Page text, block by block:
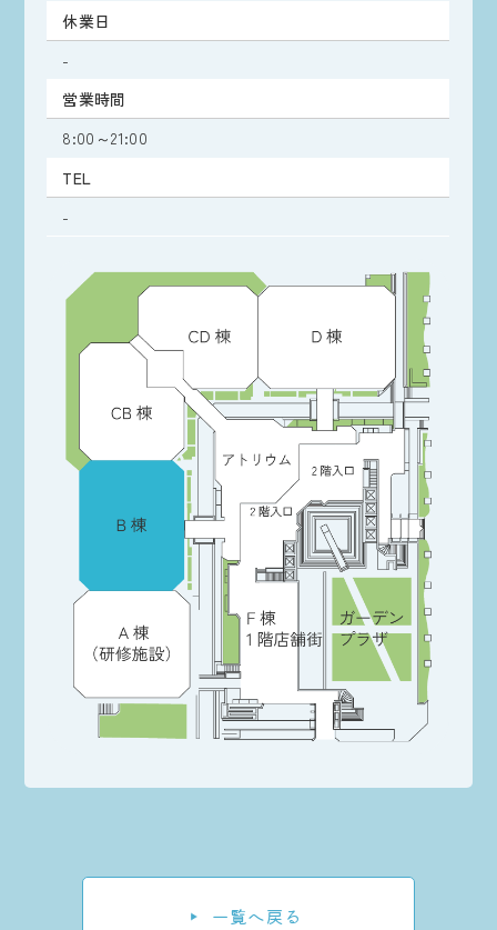
休業日
-
営業時間
8:00～21:00
TEL
-
一覧へ戻る